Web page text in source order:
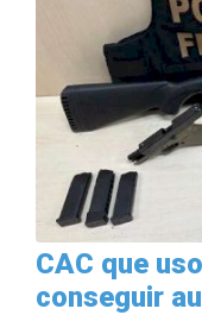
CAC que
conseguir